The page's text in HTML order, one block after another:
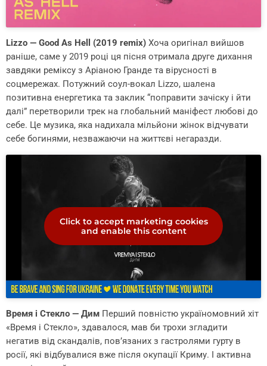
Lizzo — Good As Hell (2019 remix) Хоча оригінал вийшов
раніше, саме у 2019 році ця пісня отримала друге дихання
завдяки реміксу з Аріаною Гранде та вірусності в
соцмережах. Потужний соул-вокал Lizzo, шалена
позитивна енергетика та заклик “поправити зачіску і йти
далі” перетворили трек на глобальний маніфест любові до
себе. Це музика, яка надихала мільйони жінок відчувати
себе богинями, незважаючи на життєві негаразди.
Click to accept marketing cookies
and enable this content
Время і Стекло — Дим Перший повністю україномовний хіт
«Время і Стекло», здавалося, мав би трохи згладити
негатив від скандалів, пов’язаних з гастролями гурту в
росії, які відбувалися вже після окупації Криму. І активна